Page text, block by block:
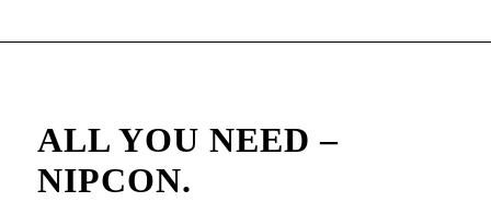
with NIPCON
ALL YOU NEED –
NIPCON.